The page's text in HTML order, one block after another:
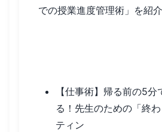
での授業進度管理術」を紹介
【仕事術】帰る前の5分
る！先生のための「終
ティン